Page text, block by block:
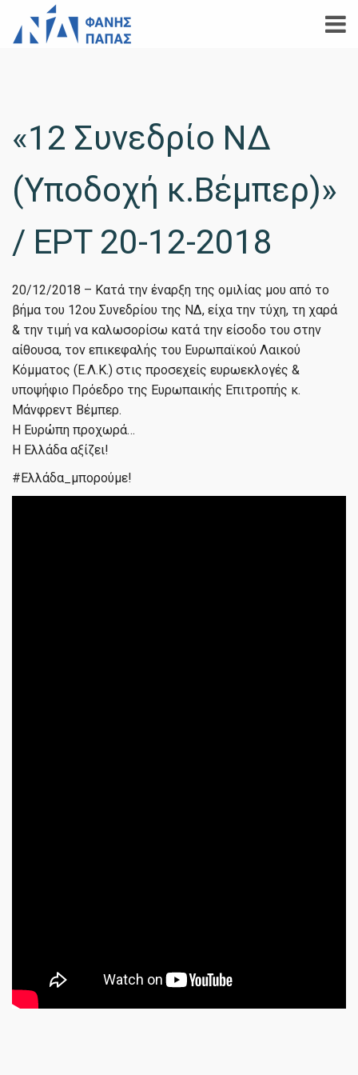
«12 Συνεδρίο ΝΔ
(Υποδοχή κ.Βέμπερ)»
/ EΡT 20-12-2018
20/12/2018 – Κατά την έναρξη της ομιλίας μου από το
βήμα του 12ου Συνεδρίου της ΝΔ, είχα την τύχη, τη χαρά
& την τιμή να καλωσορίσω κατά την είσοδο του στην
αίθουσα, τον επικεφαλής του Ευρωπαϊκού Λαικού
Κόμματος (Ε.Λ.Κ.) στις προσεχείς ευρωεκλογές &
υποψήφιο Πρόεδρο της Ευρωπαικής Επιτροπής κ.
Μάνφρεντ Βέμπερ.
Η Ευρώπη προχωρά…
Η Ελλάδα αξίζει!
#Ελλάδα_μπορούμε!